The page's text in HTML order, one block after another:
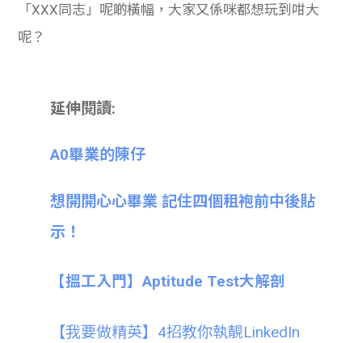
「XXX同志」呢啲橫幅，大家又係咪都想玩到咁大
呢？
延伸閱讀:
A0畢業的陳仔
想開開心心畢業 記住四個租袍前中後貼
示！
【搵工入門】Aptitude Test大解剖
【我要做精英】4招教你執靚LinkedIn